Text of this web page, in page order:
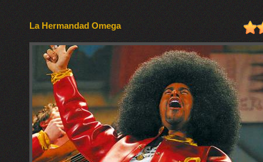
La Hermandad Omega